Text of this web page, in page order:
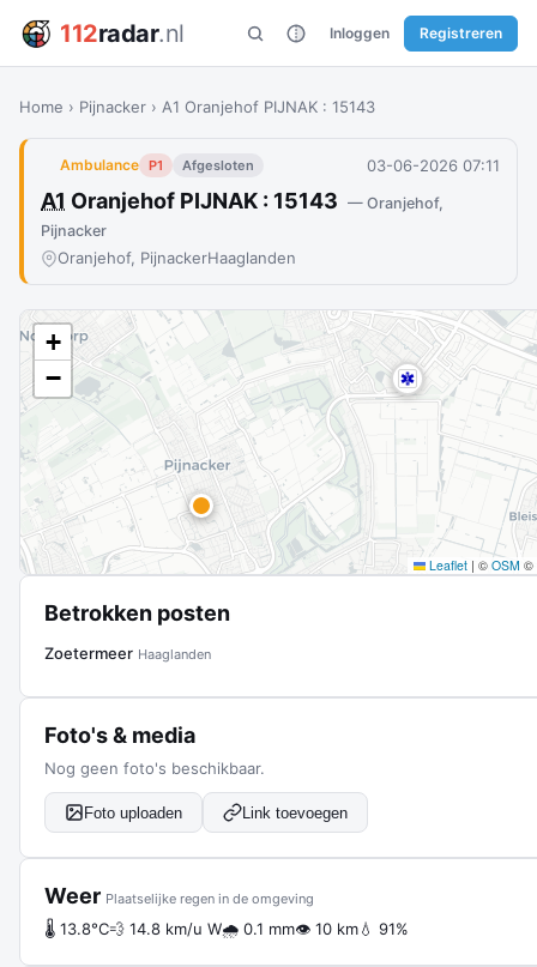
112radar.nl Inloggen Registreren
Home › Pijnacker › A1 Oranjehof PIJNAK : 15143
Ambulance P1 Afgesloten 03-06-2026 07:11
A1 Oranjehof PIJNAK : 15143 — Oranjehof,
Pijnacker
Oranjehof, PijnackerHaaglanden
+
−
Leaflet | © OSM ©
Betrokken posten
Zoetermeer Haaglanden
Foto's & media
Nog geen foto's beschikbaar.
Foto uploaden Link toevoegen
Weer Plaatselijke regen in de omgeving
🌡 13.8°C💨 14.8 km/u W🌧 0.1 mm👁 10 km💧 91%